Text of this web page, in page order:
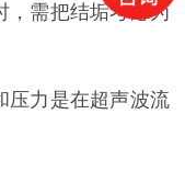
，需把结垢考虑为
压力是在超声波流